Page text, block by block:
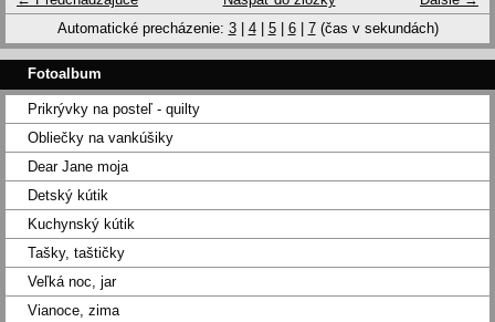
Automatické precházenie: 3| 4| 5| 6| 7(čas v sekundách)
Fotoalbum
Prikrývky na posteľ - quilty
Obliečky na vankúšiky
Dear Jane moja
Detský kútik
Kuchynský kútik
Tašky, taštičky
Veľká noc, jar
Vianoce, zima